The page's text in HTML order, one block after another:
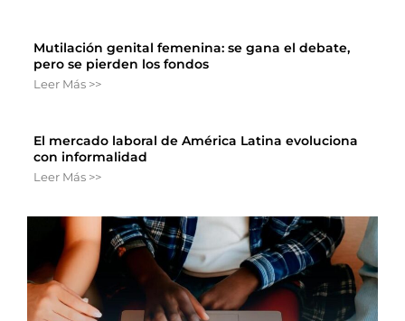
Mutilación genital femenina: se gana el debate,
pero se pierden los fondos
Leer Más >>
El mercado laboral de América Latina evoluciona
con informalidad
Leer Más >>